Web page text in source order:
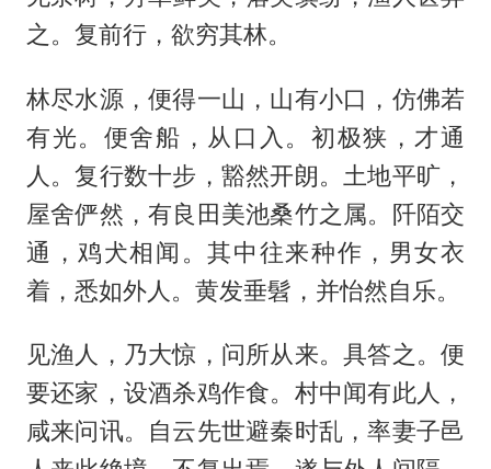
之。复前行，欲穷其林。
林尽水源，便得一山，山有小口，仿佛若
有光。便舍船，从口入。初极狭，才通
人。复行数十步，豁然开朗。土地平旷，
屋舍俨然，有良田美池桑竹之属。阡陌交
通，鸡犬相闻。其中往来种作，男女衣
着，悉如外人。黄发垂髫，并怡然自乐。
见渔人，乃大惊，问所从来。具答之。便
要还家，设酒杀鸡作食。村中闻有此人，
咸来问讯。自云先世避秦时乱，率妻子邑